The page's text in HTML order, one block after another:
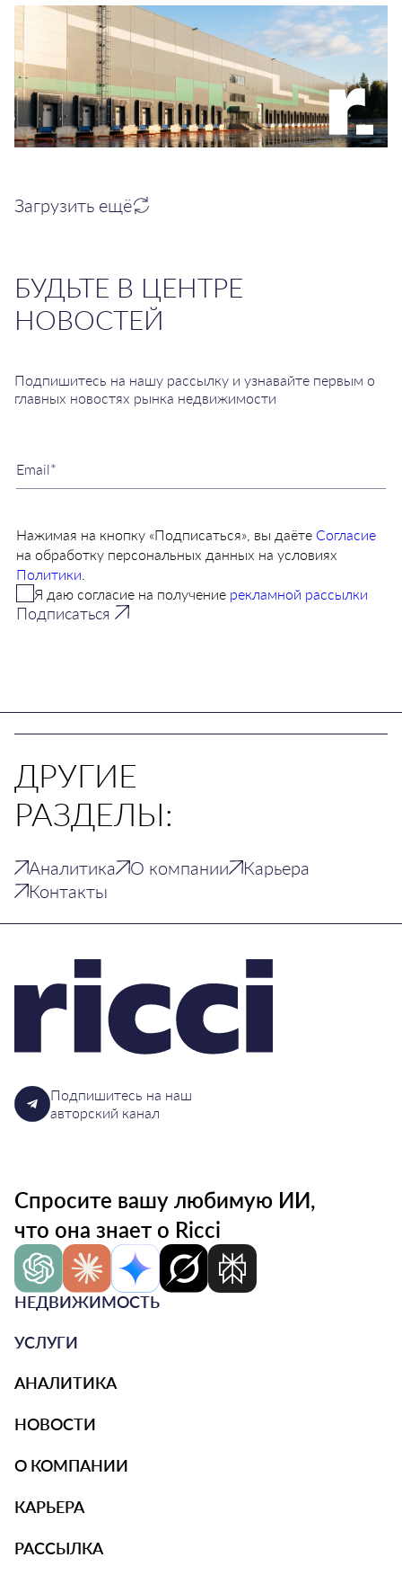
Загрузить ещё
БУДЬТЕ В ЦЕНТРЕ
НОВОСТЕЙ
Подпишитесь на нашу рассылку и узнавайте первым о
главных новостях рынка недвижимости
Нажимая на кнопку «Подписаться», вы даёте Согласие
на обработку персональных данных на условиях
Политики
Я даю согласие на получение рекламной рассылки
Подписаться
ДРУГИЕ
РАЗДЕЛЫ:
Аналитика О компании
Карьера
Контакты
Подпишитесь на наш
авторский канал
Спросите вашу любимую ИИ,
что она знает о Ricci
НЕДВИЖИМОСТЬ
УСЛУГИ
АНАЛИТИКА
НОВОСТИ
О КОМПАНИИ
КАРЬЕРА
РАССЫЛКА